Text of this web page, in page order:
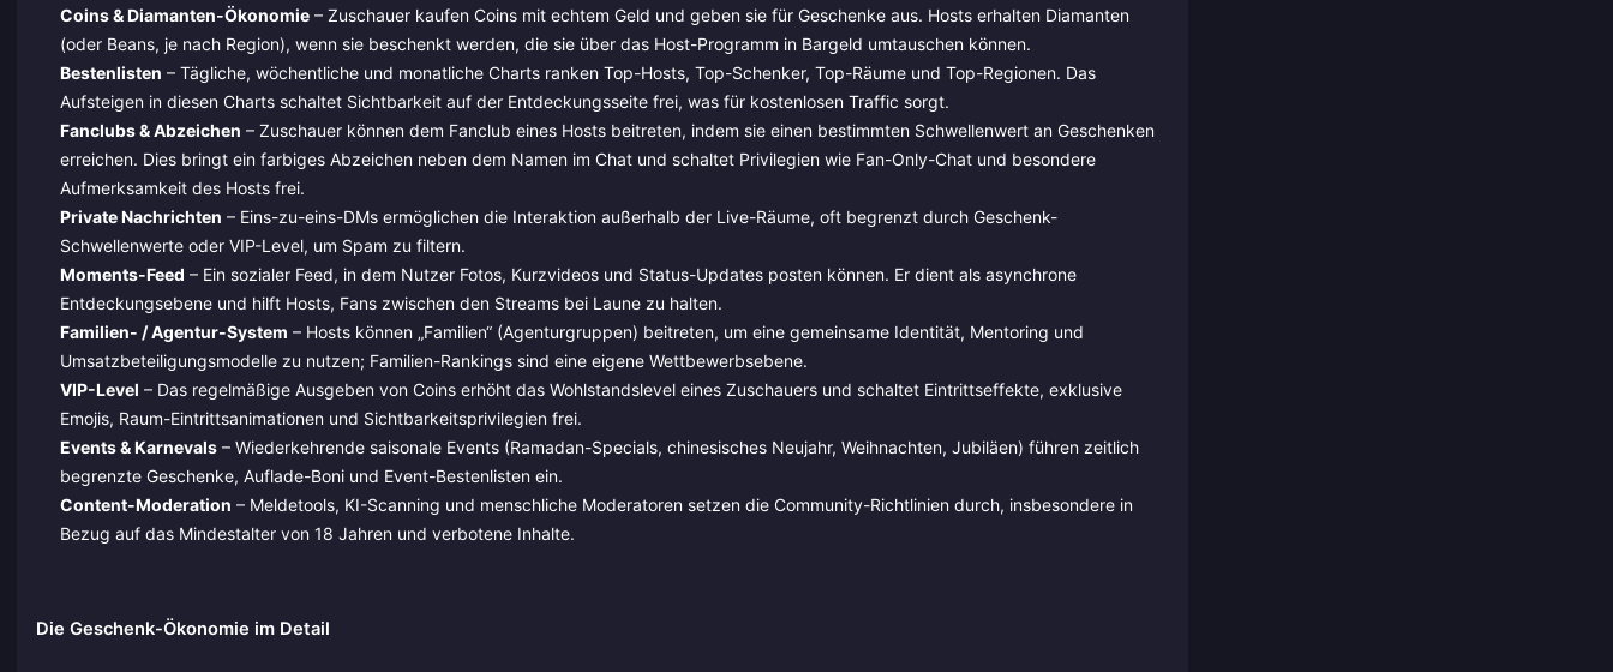
Coins & Diamanten-Ökonomie– Zuschauer kaufen Coins mit echtem Geld und geben sie für Geschenke aus. Hosts erhalten Diamanten
(oder Beans, je nach Region), wenn sie beschenkt werden, die sie über das Host-Programm in Bargeld umtauschen können.
Bestenlisten – Tägliche, wöchentliche und monatliche Charts ranken Top-Hosts, Top-Schenker, Top-Räume und Top-Regionen. Das
Aufsteigen in diesen Charts schaltet Sichtbarkeit auf der Entdeckungsseite frei, was für kostenlosen Traffic sorgt.
Fanclubs & Abzeichen – Zuschauer können dem Fanclub eines Hosts beitreten, indem sie einen bestimmten Schwellenwert an Geschenken
erreichen. Dies bringt ein farbiges Abzeichen neben dem Namen im Chat und schaltet Privilegien wie Fan-Only-Chat und besondere
Aufmerksamkeit des Hosts frei.
Private Nachrichten – Eins-zu-eins-DMs ermöglichen die Interaktion außerhalb der Live-Räume, oft begrenzt durch Geschenk-
Schwellenwerte oder VIP-Level, um Spam zu filtern.
Moments-Feed – Ein sozialer Feed, in dem Nutzer Fotos, Kurzvideos und Status-Updates posten können. Er dient als asynchrone
Entdeckungsebene und hilft Hosts, Fans zwischen den Streams bei Laune zu halten.
Familien- / Agentur-System – Hosts können „Familien“ (Agenturgruppen) beitreten, um eine gemeinsame Identität, Mentoring und
Umsatzbeteiligungsmodelle zu nutzen; Familien-Rankings sind eine eigene Wettbewerbsebene.
VIP-Level – Das regelmäßige Ausgeben von Coins erhöht das Wohlstandslevel eines Zuschauers und schaltet Eintrittseffekte, exklusive
Emojis, Raum-Eintrittsanimationen und Sichtbarkeitsprivilegien frei.
Events & Karnevals– Wiederkehrende saisonale Events (Ramadan-Specials, chinesisches Neujahr, Weihnachten, Jubiläen) führen zeitlich
begrenzte Geschenke, Auflade-Boni und Event-Bestenlisten ein.
Content-Moderation – Meldetools, KI-Scanning und menschliche Moderatoren setzen die Community-Richtlinien durch, insbesondere in
Bezug auf das Mindestalter von 18 Jahren und verbotene Inhalte.
Die Geschenk-Ökonomie im Detail